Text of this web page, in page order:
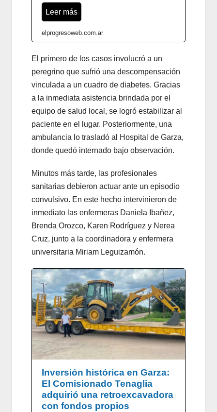
Leer más
elprogresoweb.com.ar
El primero de los casos involucró a un
peregrino que sufrió una descompensación
vinculada a un cuadro de diabetes. Gracias
a la inmediata asistencia brindada por el
equipo de salud local, se logró estabilizar al
paciente en el lugar. Posteriormente, una
ambulancia lo trasladó al Hospital de Garza,
donde quedó internado bajo observación.
Minutos más tarde, las profesionales
sanitarias debieron actuar ante un episodio
convulsivo. En este hecho intervinieron de
inmediato las enfermeras Daniela Ibañez,
Brenda Orozco, Karen Rodríguez y Nerea
Cruz, junto a la coordinadora y enfermera
universitaria Miriam Leguizamón.
Inversión histórica en Garza:
El Comisionado Tenaglia
adquirió una retroexcavadora
con fondos propios